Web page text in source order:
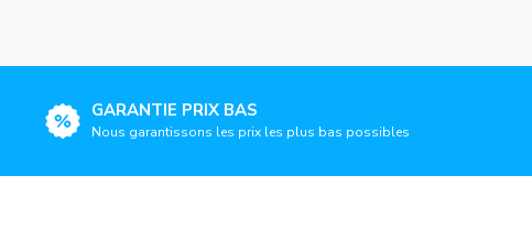
GARANTIE PRIX BAS
Nous garantissons les prix les plus bas possibles